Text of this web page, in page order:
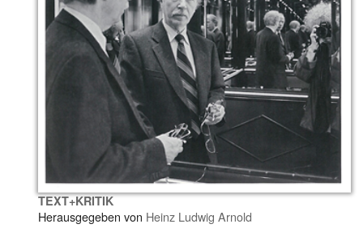
TEXT+KRITIK
Herausgegeben von Heinz Ludwig Arnold